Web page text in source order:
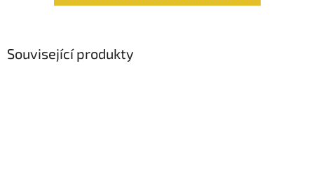
Související produkty